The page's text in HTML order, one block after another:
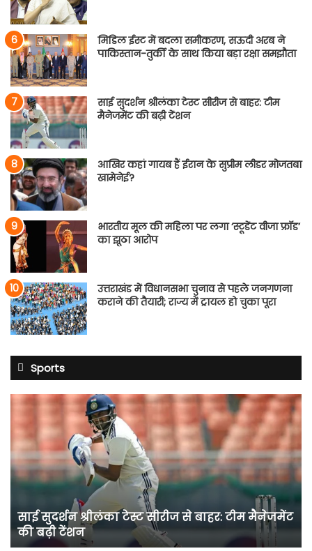
मिडिल ईस्ट में बदला समीकरण, सऊदी अरब ने
पाकिस्तान-तुर्की के साथ किया बड़ा रक्षा समझौता
साई सुदर्शन श्रीलंका टेस्ट सीरीज से बाहर: टीम
मैनेजमेंट की बढ़ी टेंशन
आखिर कहां गायब हैं ईरान के सुप्रीम लीडर मोजतबा
खामेनेई?
भारतीय मूल की महिला पर लगा ‘स्टूडेंट वीजा फ्रॉड’
का झूठा आरोप
उत्तराखंड में विधानसभा चुनाव से पहले जनगणना
कराने की तैयारी; राज्य में ट्रायल हो चुका पूरा
Sports
साई
श्रीलंका
सीरीज
से
मैनेजमेंट
की
बढ़ी
साई सुदर्शन श्रीलंका टेस्ट सीरीज से बाहर: टीम मैनेजमेंट
की बढ़ी टेंशन